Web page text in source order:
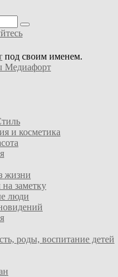
под своим именем.
Медиафорт
и косметика
жизни
заметку
люди
роды, воспитание детей